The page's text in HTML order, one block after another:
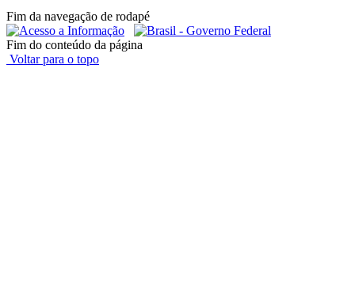
Fim da navegação de rodapé
Fim do conteúdo da página
Voltar para o topo